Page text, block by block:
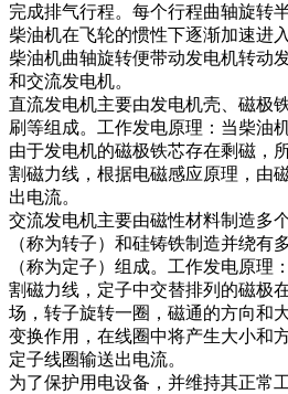
完成排气行程。每个行程曲轴旋转
柴油机在飞轮的惯性下逐渐加速进入
柴油机曲轴旋转便带动发电机转动
和交流发电机。
直流发电机主要由发电机壳、磁极
刷等组成。工作发电原理：当柴油
由于发电机的磁极铁芯存在剩磁，
割磁力线，根据电磁感应原理，由
出电流。
交流发电机主要由磁性材料制造多
（称为转子）和硅铸铁制造并绕有
（称为定子）组成。工作发电原理
割磁力线，定子中交替排列的磁极
场，转子旋转一圈，磁通的方向和
变换作用，在线圈中将产生大小和
定子线圈输送出电流。
为了保护用电设备，并维持其正常